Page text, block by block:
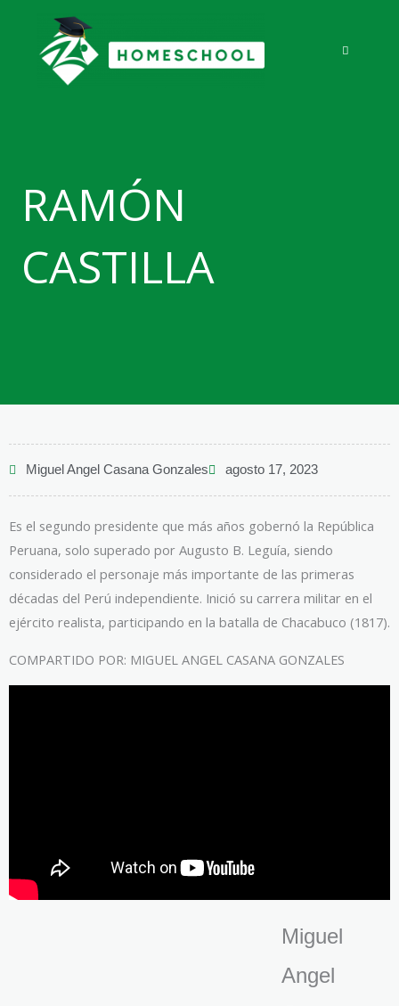
contenido
RAMÓN
CASTILLA
Miguel Angel Casana Gonzales agosto 17, 2023
Es el segundo presidente que más años gobernó la República
Peruana, solo superado por Augusto B. Leguía, siendo
considerado el personaje más importante de las primeras
décadas del Perú independiente. Inició su carrera militar en el
ejército realista, participando en la batalla de Chacabuco (1817).
COMPARTIDO POR: MIGUEL ANGEL CASANA GONZALES
Miguel
Angel